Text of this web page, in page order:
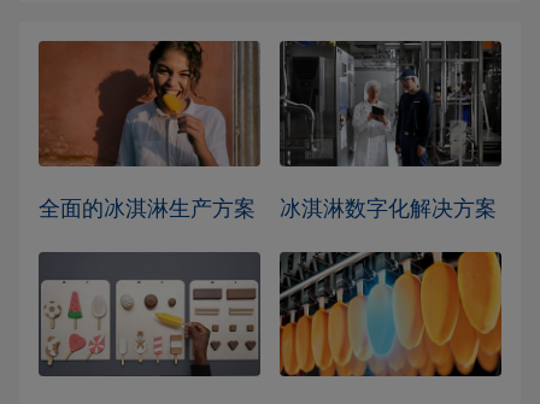
全面的冰淇淋生产方案 冰淇淋数字化解决方案